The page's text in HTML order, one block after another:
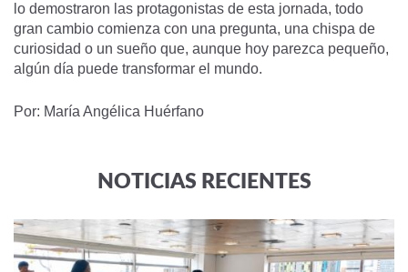
lo demostraron las protagonistas de esta jornada, todo
gran cambio comienza con una pregunta, una chispa de
curiosidad o un sueño que, aunque hoy parezca pequeño,
algún día puede transformar el mundo.
Por: María Angélica Huérfano
NOTICIAS RECIENTES